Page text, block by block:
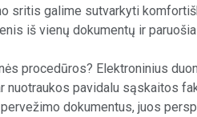
sritis galime sutvarkyti
iš vienų dokumentų ir
procedūros? Elektroninius
nuotraukos pavidalu sąskaitos
dokumentus, juos